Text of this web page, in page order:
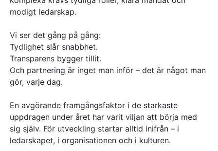
modigt ledarskap.
Vi ser det gång på gång:
Tydlighet slår snabbhet.
Transparens bygger tillit.
Och partnering är inget man inför – det är något man
gör, varje dag.
En avgörande framgångsfaktor i de starkaste
uppdragen under året har varit viljan att börja med
sig själv. För utveckling startar alltid inifrån – i
ledarskapet, i organisationen och i kulturen.